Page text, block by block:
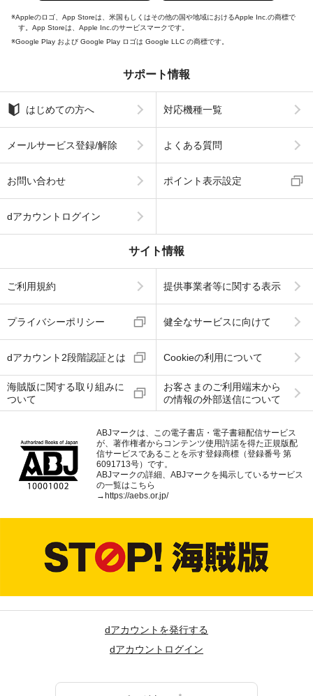
Appleのロゴ、App Storeは、米国もしくはその他の国や地域におけるApple Inc.の商標で
す。App Storeは、Apple Inc.のサービスマークです。
Google Play および Google Play ロゴは Google LLC の商標です。
サポート情報
はじめての方へ 対応機種一覧
メールサービス登録/解除 よくある質問
お問い合わせ ポイント表示設定
dアカウントログイン
サイト情報
ご利用規約 提供事業者等に関する表示
プライバシーポリシー 健全なサービスに向けて
dアカウント2段階認証とは Cookieの利用について
海賊版に関する取り組みに
ついて
お客さまのご利用端末から
の情報の外部送信について
ABJマークは、この電子書店・電子書籍配信サービス
が、著作権者からコンテンツ使用許諾を得た正規版配
信サービスであることを示す登録商標（登録番号 第
6091713号）です。
ABJマークの詳細、ABJマークを掲示しているサービス
の一覧はこちら
→ https://aebs.or.jp/
dアカウントを発行する
dアカウントログイン